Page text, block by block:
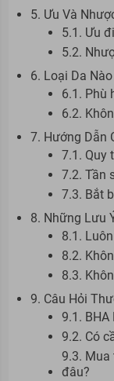
5. Ưu Và
5.1. Ưu
5.2.
6. Loại Da
6.1. Phù
6.2.
7. Hướng Dẫn
7.1. Quy
7.2. Tần
7.3. Bắt
8. Những Lưu
8.1.
8.2.
8.3.
9. Câu Hỏi
9.1.
9.2. Có
9.3. Mua
đâu?